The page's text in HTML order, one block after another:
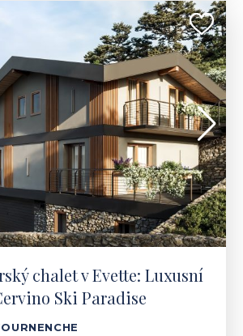
chalet v Evette: Luxusní
Ski Paradise